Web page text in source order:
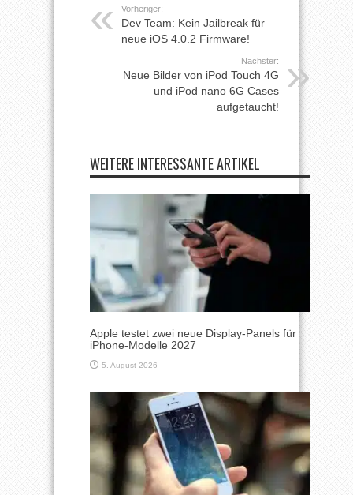
Vorheriger:
Dev Team: Kein Jailbreak für
neue iOS 4.0.2 Firmware!
Nächster:
Neue Bilder von iPod Touch 4G
und iPod nano 6G Cases
aufgetaucht!
WEITERE INTERESSANTE ARTIKEL
Apple testet zwei neue Display-Panels für
iPhone-Modelle 2027
5. August 2026